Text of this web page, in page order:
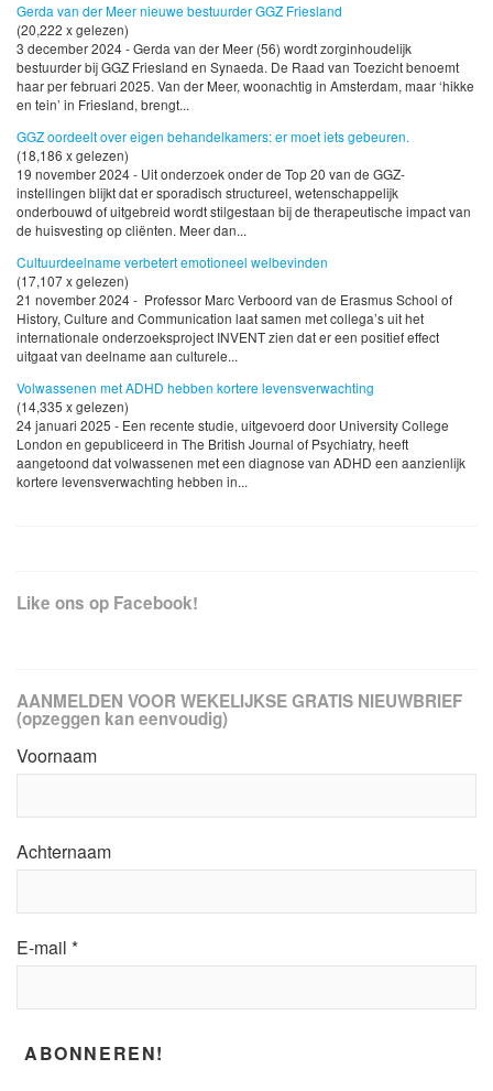
Gerda van der Meer nieuwe bestuurder GGZ Friesland
(20,222 x gelezen)
3 december 2024 - Gerda van der Meer (56) wordt zorginhoudelijk
bestuurder bij GGZ Friesland en Synaeda. De Raad van Toezicht benoemt
haar per februari 2025. Van der Meer, woonachtig in Amsterdam, maar ‘hikke
en tein’ in Friesland, brengt...
GGZ oordeelt over eigen behandelkamers: er moet iets gebeuren.
(18,186 x gelezen)
19 november 2024 - Uit onderzoek onder de Top 20 van de GGZ-
instellingen blijkt dat er sporadisch structureel, wetenschappelijk
onderbouwd of uitgebreid wordt stilgestaan bij de therapeutische impact van
de huisvesting op cliënten. Meer dan...
Cultuurdeelname verbetert emotioneel welbevinden
(17,107 x gelezen)
21 november 2024 - Professor Marc Verboord van de Erasmus School of
History, Culture and Communication laat samen met collega’s uit het
internationale onderzoeksproject INVENT zien dat er een positief effect
uitgaat van deelname aan culturele...
Volwassenen met ADHD hebben kortere levensverwachting
(14,335 x gelezen)
24 januari 2025 - Een recente studie, uitgevoerd door University College
London en gepubliceerd in The British Journal of Psychiatry, heeft
aangetoond dat volwassenen met een diagnose van ADHD een aanzienlijk
kortere levensverwachting hebben in...
Like ons op Facebook!
AANMELDEN VOOR WEKELIJKSE GRATIS NIEUWBRIEF
(opzeggen kan eenvoudig)
Voornaam
Achternaam
E-mail *